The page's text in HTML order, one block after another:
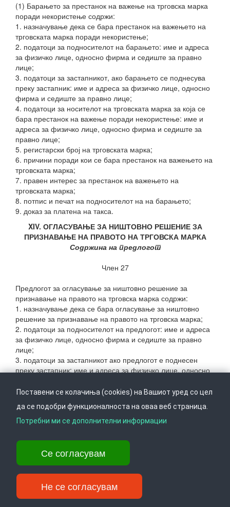
(1) Барањето за престанок на важење на трговска марка
поради некористење содржи:
1. назначување дека се бара престанок на важењето на
трговската марка поради некористење;
2. податоци за подносителот на барањето: име и адреса
за физичко лице, односно фирма и седиште за правно
лице;
3. податоци за застапникот, ако барањето се поднесува
преку застапник: име и адреса за физичко лице, односно
фирма и седиште за правно лице;
4. податоци за носителот на трговската марка за која се
бара престанок на важење поради некористење: име и
адреса за физичко лице, односно фирма и седиште за
правно лице;
5. регистарски број на трговската марка;
6. причини поради кои се бара престанок на важењето на
трговската марка;
7. правен интерес за престанок на важењето на
трговската марка;
8. потпис и печат на подносителот на на барањето;
9. доказ за платена на такса.
XIV. ОГЛАСУВАЊЕ ЗА НИШТОВНО РЕШЕНИЕ ЗА
ПРИЗНАВАЊЕ НА ПРАВОТО НА ТРГОВСКА МАРКА
Содржина на предлогот
Член 27
Предлогот за огласување за ништовно решение за
признавање на правото на трговска марка содржи:
1. назначување дека се бара огласување за ништовно
решение за признавање на правото на трговска марка;
2. податоци за подносителот на предлогот: име и адреса
за физичко лице, односно фирма и седиште за правно
лице;
3. податоци за застапникот ако предлогот е поднесен
преку застапник: име и адреса за физичко лице, односно
4. податоци за носителот на трговска марка за која се
бара огласување решението за ништовно: име и адреса
за физичко лице, односно фирма и седиште за правно
лице;
огласување решението за ништовно;
6. причини поради кои се поднесува предлогот за
огласување решението за ништовно и докази за тие
причини;
7. правен интерес за огласување на ништовноста;
8. потпис и печат на подносителот на предлогот;
Поставени се колачиња (cookies) на Вашиот уред со цел
да се подобри функционалноста на оваа веб страница.
Потребни ми се дополнителни информации
Се согласувам
Не се согласувам